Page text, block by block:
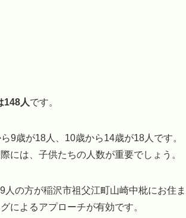
148人です。
9歳が18人、10歳から14歳が18人です。
には、子供たちの人数が重要でしょう。
の方が稲沢市祖父江町山崎中枇にお住ま
によるアプローチが有効です。